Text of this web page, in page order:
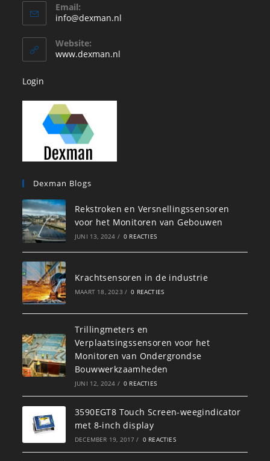
in
je
toepassing
Email:
info@dexman.nl
Website:
www.dexman.nl
Login
Dexman Blogs
Rekstroken en Versnellingssensoren
voor het Monitoren van Gebouwen
JUNI 13, 2024 / 0 REACTIES
Krachtsensoren in de industrie
MAART 18, 2023 / 0 REACTIES
Trillingmeters en
Verplaatsingssensoren voor het
Monitoren van Ondergrondse
Bouwwerkzaamheden
JUNI 12, 2024 / 0 REACTIES
3590EGT8 Touch Screen-weegindicator
met 8-inch display
DECEMBER 19, 2017 / 0 REACTIES